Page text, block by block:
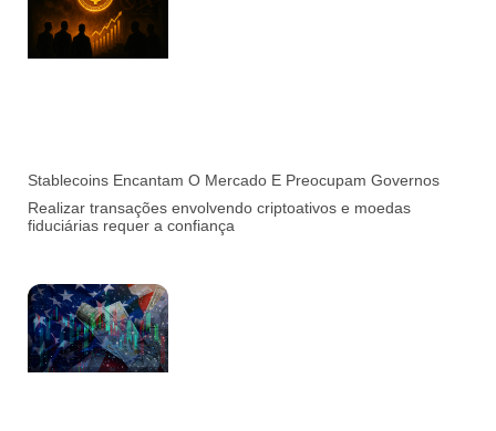
Stablecoins Encantam O Mercado E Preocupam Governos
Realizar transações envolvendo criptoativos e moedas
fiduciárias requer a confiança